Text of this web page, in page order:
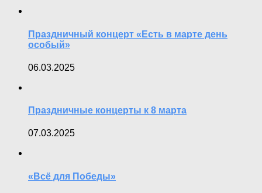
Праздничный концерт «Есть в марте день
особый»
06.03.2025
Праздничные концерты к 8 марта
07.03.2025
«Всë для Победы»